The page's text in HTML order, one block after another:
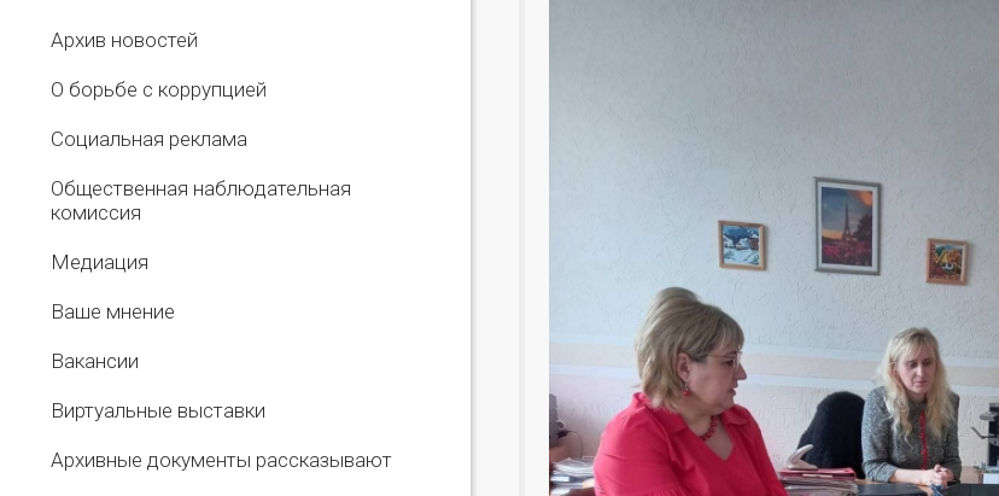
Архив новостей
О борьбе с коррупцией
Социальная реклама
Общественная наблюдательная
комиссия
Медиация
Ваше мнение
Вакансии
Виртуальные выставки
Архивные документы рассказывают